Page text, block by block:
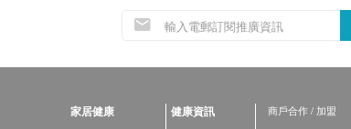
家居健康 健康資訊
商戶合作 / 加盟